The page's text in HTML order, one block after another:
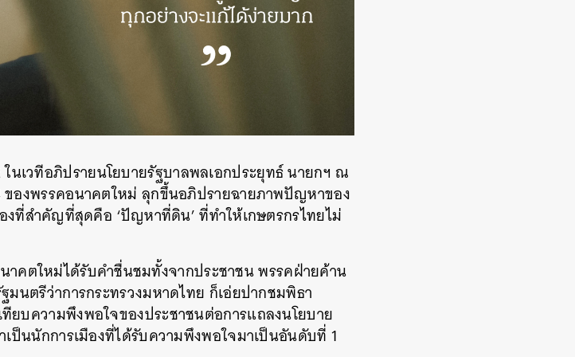
นเวทีอภิปรายนโยบายรัฐบาลพลเอกประยุทธ์ นายกฯ ณ
องพรรคอนาคตใหม่ ลุกขึ้นอภิปรายฉายภาพปัญหาของ
องที่สำคัญที่สุดคือ ‘ปัญหาที่ดิน’ ที่ทำให้เกษตรกรไทยไม่
คตใหม่ได้รับคำชื่นชมทั้งจากประชาชน พรรคฝ่ายค้าน
นตรีว่าการกระทรวงมหาดไทย ก็เอ่ยปากชมพิธา
ยบความพึงพอใจของประชาชนต่อการแถลงนโยบาย
ป็นนักการเมืองที่ได้รับความพึงพอใจมาเป็นอันดับที่ 1